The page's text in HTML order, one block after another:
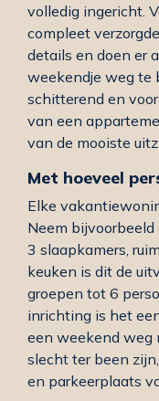
volledig ingericht.
compleet
details en doen er
weekendje weg te
schitterend en
van een
van de mooiste
Met hoeveel
Elke
Neem bijvoorbeeld
3 slaapkamers,
keuken is dit de
groepen tot 6
inrichting is het
een weekend weg
slecht ter been
en parkeerplaats